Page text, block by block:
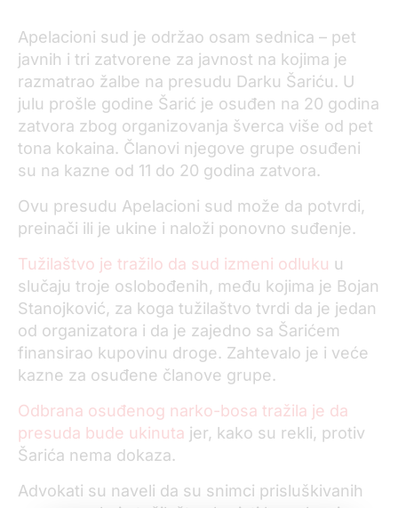
Apelacioni sud je održao osam sednica – pet
javnih i tri zatvorene za javnost na kojima je
razmatrao žalbe na presudu Darku Šariću. U
julu prošle godine Šarić je osuđen na 20 godina
zatvora zbog organizovanja šverca više od pet
tona kokaina. Članovi njegove grupe osuđeni
su na kazne od 11 do 20 godina zatvora.
Ovu presudu Apelacioni sud može da potvrdi,
preinači ili je ukine i naloži ponovno suđenje.
Tužilaštvo je tražilo da sud izmeni odluku u
slučaju troje oslobođenih, među kojima je Bojan
Stanojković, za koga tužilaštvo tvrdi da je jedan
od organizatora i da je zajedno sa Šarićem
finansirao kupovinu droge. Zahtevalo je i veće
kazne za osuđene članove grupe.
Odbrana osuđenog narko-bosa tražila je da
presuda bude ukinuta jer, kako su rekli, protiv
Šarića nema dokaza.
Advokati su naveli da su snimci prisluškivanih